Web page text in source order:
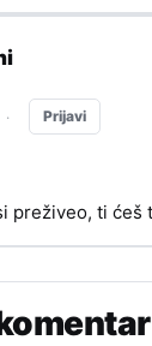
· Prijavi
preživeo, ti ćeš